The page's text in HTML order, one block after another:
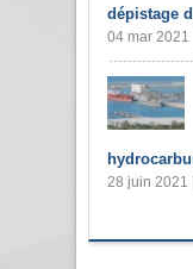
dépistage
04 mar 2021
28 juin 2021 |